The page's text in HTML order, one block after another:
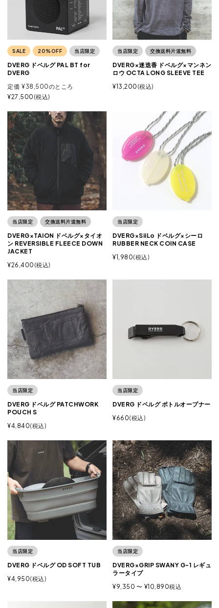
SALE 20%OFF 当店限定
DVERG ドベルグ PAL BT for
DVERG
定価 ¥38,500のところ
¥27,500 税込
当店限定 交換送料片道無料
DVERG×迷迭香 ドベルグ×マンネン
ロウ OCTA LONG SLEEVE TEE
¥13,200 税込
当店限定 交換送料片道無料
DVERG×TAION ドベルグ×タイオ
ン REVERSIBLE FLEECE DOWN
JACKET
¥26,400 税込
当店限定
DVERG×SiiLo ドベルグ×シーロ
RUBBER NECK COIN CASE
¥1,980 税込
当店限定
DVERG ドベルグ PATCHWORK
POUCH S
¥4,840 税込
当店限定
DVERG ドベルグ ボトルオープナー
¥660 税込
当店限定
DVERG ドベルグ OD SOFT TUB
¥4,950 税込
当店限定
DVERG×GRIP SWANY G-1 レギュ
ラータイプ
¥9,350 〜 ¥10,890税込